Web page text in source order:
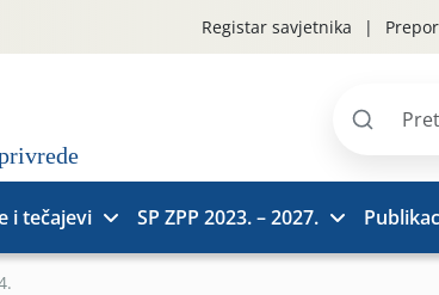
Registar savjetnika
Pretraži
i tečajevi SP ZPP 2023. – 2027.